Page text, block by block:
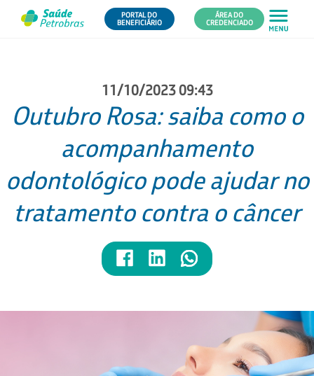
PORTAL DO
BENEFICIÁRIO
ÁREA DO
CREDENCIADO
11/10/2023 09:43
Outubro Rosa: saiba como o
acompanhamento
odontológico pode ajudar no
tratamento contra o câncer